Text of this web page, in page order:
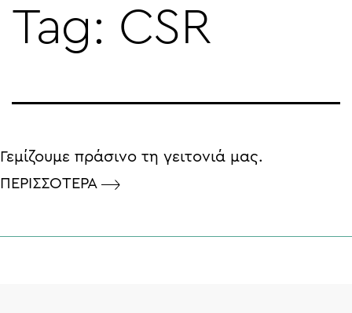
Skip
Tag: CSR
Γεμίζουμε πράσινο τη γειτονιά μας.
ΠΕΡΙΣΣΟΤΕΡΑ